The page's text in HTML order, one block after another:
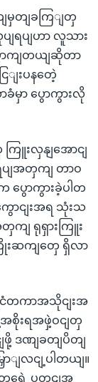
မှတျခကြျတှ
ျရပျဟာ လူသား
ာကျတယျဆိုတာ
ျးပနတေဲ့
ခံမှာ ပွောကွားလို
ြူးလှနျအောငျ
ျအတှကျ တာဝ
ပွောကွားခဲ့ပါတ
ောငျးအရ သုံးသ
ကျ ရုရှားကြူး
းဆကျတှေ ရှိလာ
ျငံတကာအသိုငျးအ
အစိုးရအဖှဲ့ဝငျတှ
ဖို့ ဒဏျခတျပိတျ
ျလငျ့ပါတယျ။
တှရေဲ့ ပူတငျအ